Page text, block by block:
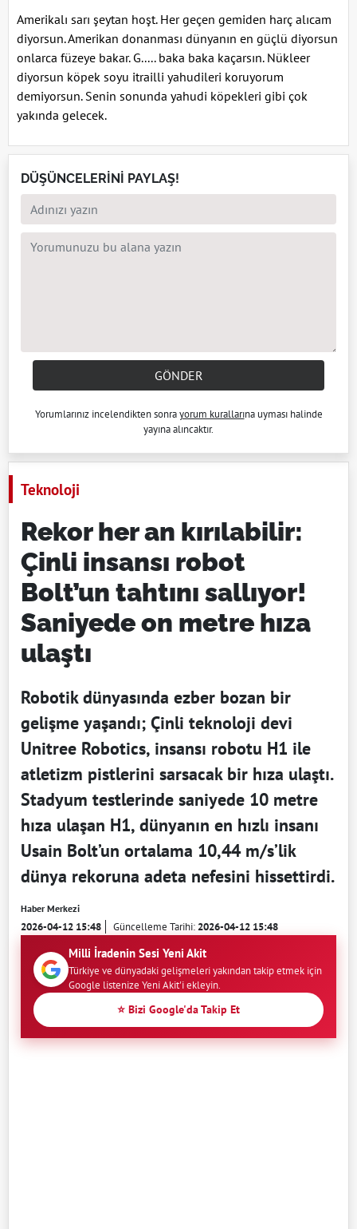
Amerikalı sarı şeytan hoşt. Her geçen gemiden harç alıcam
diyorsun. Amerikan donanması dünyanın en güçlü diyorsun
onlarca füzeye bakar. G..... baka baka kaçarsın. Nükleer
diyorsun köpek soyu itrailli yahudileri koruyorum
demiyorsun. Senin sonunda yahudi köpekleri gibi çok
yakında gelecek.
DÜŞÜNCELERİNİ PAYLAŞ!
GÖNDER
Yorumlarınız incelendikten sonrayorum kurallarına uyması halinde
yayına alıncaktır.
Teknoloji
Rekor her an kırılabilir:
Çinli insansı robot
Bolt’un tahtını sallıyor!
Saniyede on metre hıza
ulaştı
Robotik dünyasında ezber bozan bir
gelişme yaşandı; Çinli teknoloji devi
Unitree Robotics, insansı robotu H1 ile
atletizm pistlerini sarsacak bir hıza ulaştı.
Stadyum testlerinde saniyede 10 metre
hıza ulaşan H1, dünyanın en hızlı insanı
Usain Bolt’un ortalama 10,44 m/s’lik
dünya rekoruna adeta nefesini hissettirdi.
Haber Merkezi
2026-04-12 15:48 Güncelleme Tarihi:2026-04-12 15:48
Milli İradenin Sesi Yeni Akit
Türkiye ve dünyadaki gelişmeleri yakından takip etmek için
Google listenize Yeni Akit'i ekleyin.
⭐ Bizi Google'da Takip Et